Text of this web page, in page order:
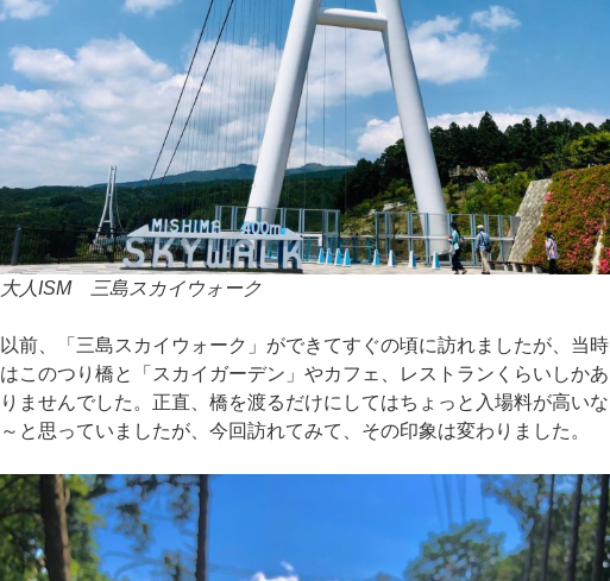
大人ISM 三島スカイウォーク
以前、「三島スカイウォーク」ができてすぐの頃に訪れましたが、当時
はこのつり橋と「スカイガーデン」やカフェ、レストランくらいしかあ
りませんでした。正直、橋を渡るだけにしてはちょっと入場料が高いな
～と思っていましたが、今回訪れてみて、その印象は変わりました。